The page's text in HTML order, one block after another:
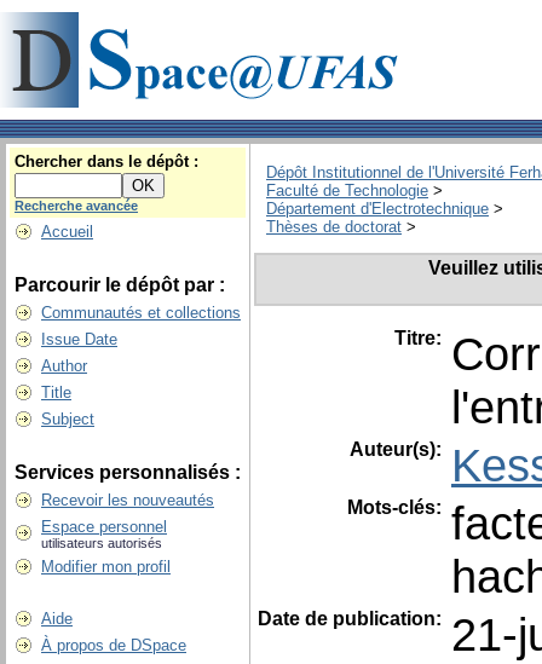
Chercher dans le dépôt :
Recherche avancée
Accueil
Parcourir le dépôt par :
Communautés et collections
Issue Date
Author
Title
Subject
Services personnalisés :
Recevoir les nouveautés
Espace personnel
utilisateurs autorisés
Modifier mon profil
Aide
À propos de DSpace
Dépôt Institutionnel de l'Université
Faculté de Technologie >
Département d'Electrotechnique >
Thèses de doctorat >
Veuillez
Titre:
Auteur(s):
Mots-clés:
Date de publication: 21-